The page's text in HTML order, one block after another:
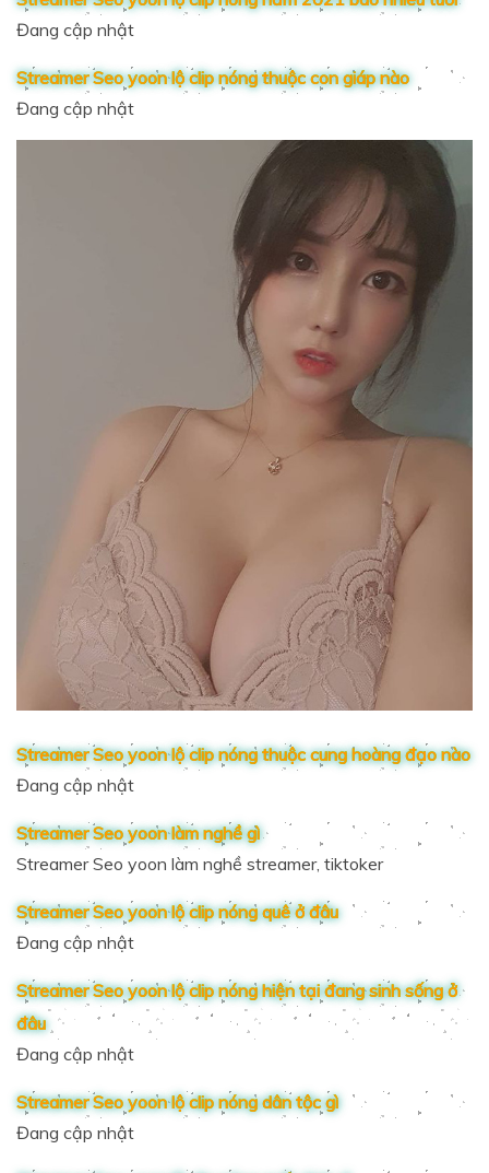
Đang cập nhật
Streamer Seo yoon lộ clip nóng thuộc con giáp nào
Đang cập nhật
Streamer Seo yoon lộ clip nóng thuộc cung hoàng đạo nào
Đang cập nhật
Streamer Seo yoon làm nghề gì
Streamer Seo yoon làm nghề streamer, tiktoker
Streamer Seo yoon lộ clip nóng quê ở đâu
Đang cập nhật
Streamer Seo yoon lộ clip nóng hiện tại đang sinh sống ở
đâu
Đang cập nhật
Streamer Seo yoon lộ clip nóng dân tộc gì
Đang cập nhật